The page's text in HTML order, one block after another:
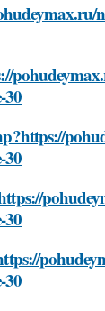
30
30
30
30